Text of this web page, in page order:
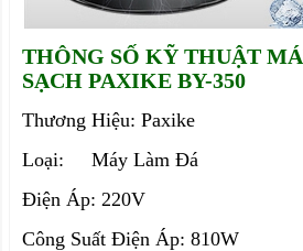
THÔNG SỐ KỸ THUẬT
SẠCH PAXIKE BY-350
Thương Hiệu: Paxike
Loại: Máy Làm Đá
Điện Áp: 220V
Công Suất Điện Áp: 810W